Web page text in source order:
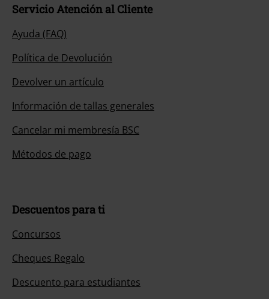
Servicio Atención al Cliente
Ayuda (FAQ)
Política de Devolución
Devolver un artículo
Información de tallas generales
Cancelar mi membresía BSC
Métodos de pago
Descuentos para ti
Concursos
Cheques Regalo
Descuento para estudiantes